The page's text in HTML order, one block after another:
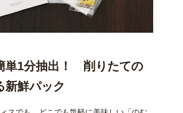
単1分抽出！ 削りたての
新鮮パック